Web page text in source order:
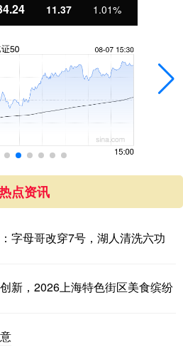
11.37 1.01%
点资讯
字母哥改穿7号，湖人清洗六功
新，2026上海特色街区美食缤纷